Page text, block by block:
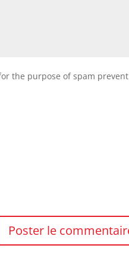
the purpose of spam